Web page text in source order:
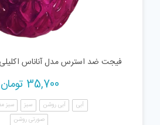
فیجت ضد استرس مدل آناناس اکلیلی
35,700 تومان
آبی آبی روشن سبز
سبز
صورتی روشن